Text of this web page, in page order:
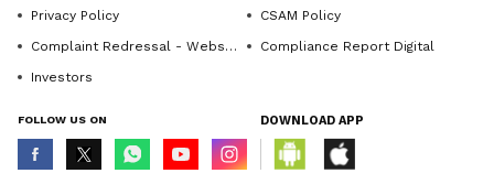
Privacy Policy
CSAM Policy
Complaint Redressal - Website
Compliance Report Digital
Investors
FOLLOW US ON DOWNLOAD APP